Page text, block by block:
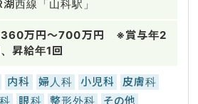
湖西線「山科駅」
万円～700万円 ※賞与年2
昇給年1回
内科 婦人科 小児科
皮膚科
眼科 整形外科 その他